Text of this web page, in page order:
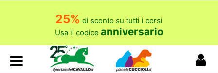
25% di sconto su tutti i corsi
Usa il codice anniversario